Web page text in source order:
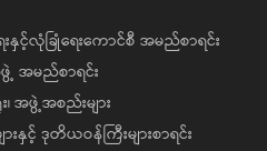
င့်လုံခြုံရေးကောင်စီ အမည်စာရင်း
အမည်စာရင်း
အဖွဲ့အစည်းများ
းနှင့် ဒုတိယဝန်ကြီးများစာရင်း